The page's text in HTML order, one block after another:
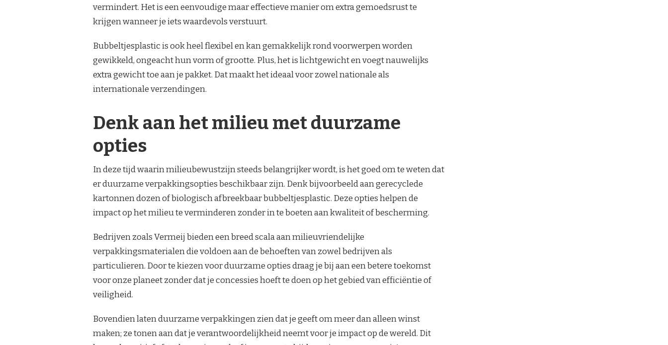
vermindert. Het is een eenvoudige maar effectieve manier om extra gemoedsrust te
krijgen wanneer je iets waardevols verstuurt.
Bubbeltjesplastic is ook heel flexibel en kan gemakkelijk rond voorwerpen worden
gewikkeld, ongeacht hun vorm of grootte. Plus, het is lichtgewicht en voegt nauwelijks
extra gewicht toe aan je pakket. Dat maakt het ideaal voor zowel nationale als
internationale verzendingen.
Denk aan het milieu met duurzame
opties
In deze tijd waarin milieubewustzijn steeds belangrijker wordt, is het goed om te weten dat
er duurzame verpakkingsopties beschikbaar zijn. Denk bijvoorbeeld aan gerecyclede
kartonnen dozen of biologisch afbreekbaar bubbeltjesplastic. Deze opties helpen de
impact op het milieu te verminderen zonder in te boeten aan kwaliteit of bescherming.
Bedrijven zoals Vermeij bieden een breed scala aan milieuvriendelijke
verpakkingsmaterialen die voldoen aan de behoeften van zowel bedrijven als
particulieren. Door te kiezen voor duurzame opties draag je bij aan een betere toekomst
voor onze planeet zonder dat je concessies hoeft te doen op het gebied van efficiëntie of
veiligheid.
Bovendien laten duurzame verpakkingen zien dat je geeft om meer dan alleen winst
maken; ze tonen aan dat je verantwoordelijkheid neemt voor je impact op de wereld. Dit